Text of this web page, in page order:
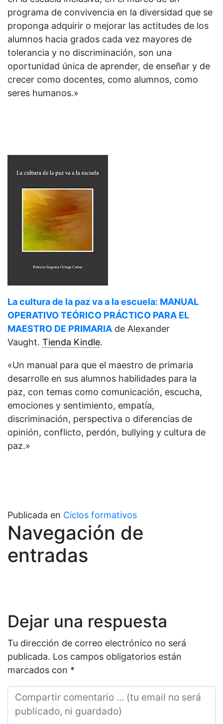
programa de convivencia en la diversidad que se
proponga adquirir o mejorar las actitudes de los
alumnos hacia grados cada vez mayores de
tolerancia y no discriminación, son una
oportunidad única de aprender, de enseñar y de
crecer como docentes, como alumnos, como
seres humanos.»
La cultura de la paz va a la escuela: MANUAL
OPERATIVO TEÓRICO PRÁCTICO PARA EL
MAESTRO DE PRIMARIA de Alexander
Vaught. Tienda Kindle.
«Un manual para que el maestro de primaria
desarrolle en sus alumnos habilidades para la
paz, con temas como comunicación, escucha,
emociones y sentimiento, empatía,
discriminación, perspectiva o diferencias de
opinión, conflicto, perdón, bullying y cultura de
paz.»
Publicada en Ciclos formativos
Navegación de
entradas
Dejar una respuesta
Tu dirección de correo electrónico no será
publicada. Los campos obligatorios están
marcados con *